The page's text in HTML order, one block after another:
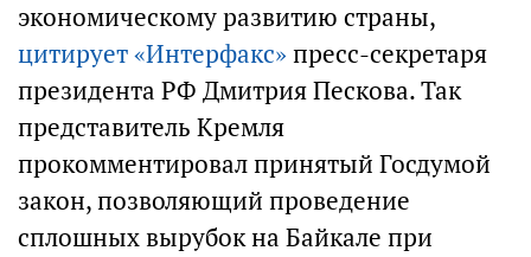
экономическому развитию страны,
цитирует «Интерфакс»пресс-секретаря
президента РФ Дмитрия Пескова. Так
представитель Кремля
прокомментировал принятый Госдумой
закон, позволяющий проведение
сплошных вырубок на Байкале при